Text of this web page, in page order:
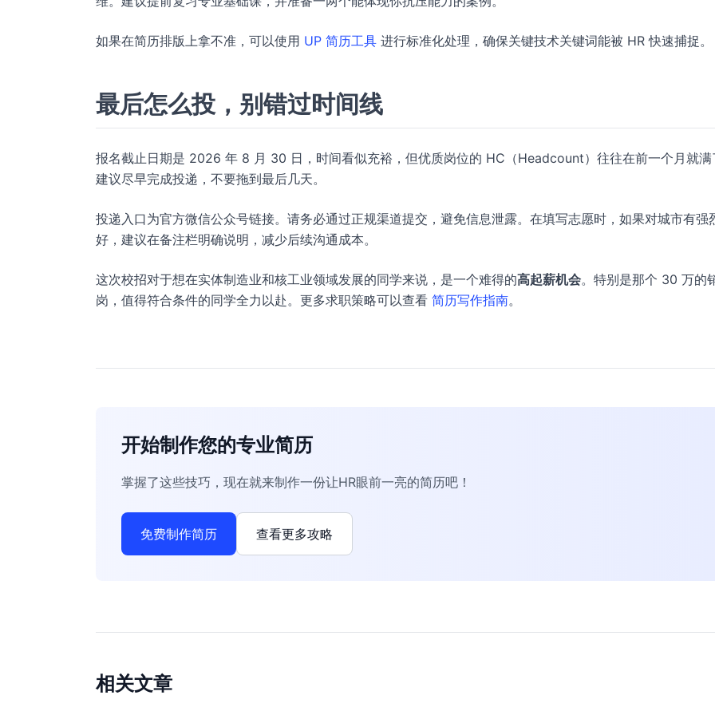
如果在简历排版上拿不准，可以使用 UP 简历工具 进行标准化处理，确保关键技术关键词能被 HR 快速捕捉。
最后怎么投，别错过时间线
报名截止日期是 2026 年 8 月 30 日，时间看似充裕，但优质岗位的 HC（Headcount）往往在前一个月就满
建议尽早完成投递，不要拖到最后几天。
投递入口为官方微信公众号链接。请务必通过正规渠道提交，避免信息泄露。在填写志愿时，如果对城市有强
好，建议在备注栏明确说明，减少后续沟通成本。
这次校招对于想在实体制造业和核工业领域发展的同学来说，是一个难得的高起薪机会。特别是那个 30 万的
岗，值得符合条件的同学全力以赴。更多求职策略可以查看 简历写作指南。
开始制作您的专业简历
掌握了这些技巧，现在就来制作一份让HR眼前一亮的简历吧！
免费制作简历 查看更多攻略
相关文章